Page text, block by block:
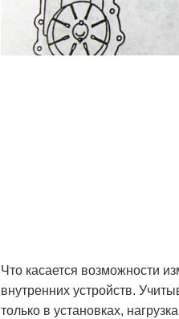
Что касается возможности
внутренних устройств.
только в установках,